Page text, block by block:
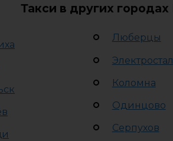
Такси в других
Люберцы
Коломна
Одинцово
Серпухов